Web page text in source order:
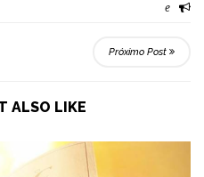
e
Próximo Post
ALSO LIKE